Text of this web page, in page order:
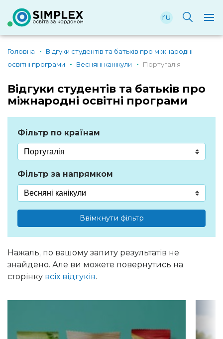
ru
Головна
Відгуки студентів та батьків про міжнародні
освітні програми
Весняні канікули Португалія
Відгуки студентів та батьків про
міжнародні освітні програми
Фільтр по країнам
Фільтр за напрямком
Ввімкнути фільтр
Нажаль, по вашому запиту результатів не
знайдено. Але ви можете повернутись на
сторінку всіх відгуків.